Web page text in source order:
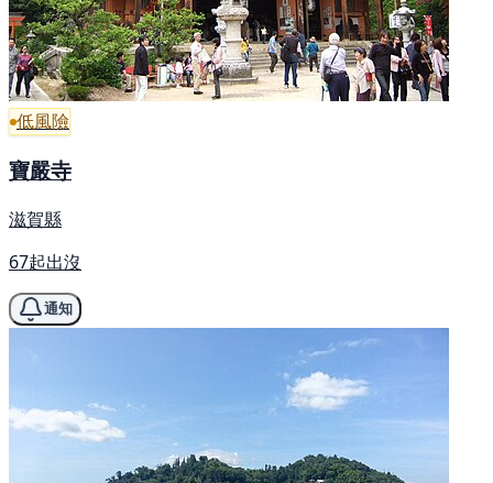
低風險
寶嚴寺
滋賀縣
67起出沒
通知